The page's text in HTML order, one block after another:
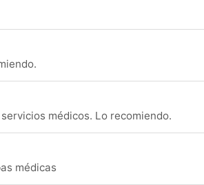
médicos. Lo recomiendo.
médicas